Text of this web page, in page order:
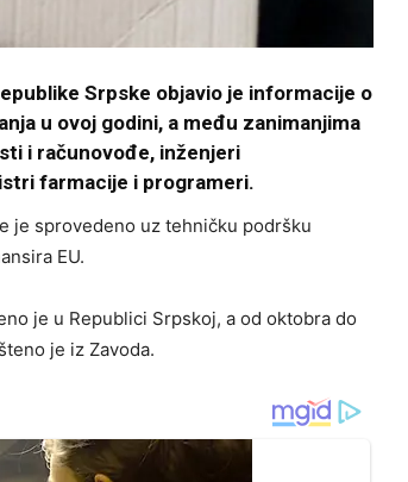
Srpske objavio je informacije o
u ovoj godini, a među zanimanjima
i računovođe, inženjeri
farmacije i programeri.
je sprovedeno uz tehničku podršku
EU.
je u Republici Srpskoj, a od oktobra do
je iz Zavoda.